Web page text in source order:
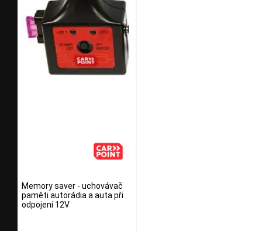
Memory saver - uchovávač
paměti autorádia a auta při
odpojení 12V